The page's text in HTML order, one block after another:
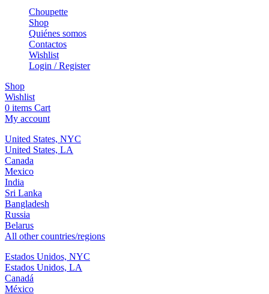
Choupette
Shop
Quiénes somos
Contactos
Wishlist
Login / Register
Shop
Wishlist
0 items Cart
My account
United States, NYC
United States, LA
Canada
Mexico
India
Sri Lanka
Bangladesh
Russia
Belarus
All other countries/regions
Estados Unidos, NYC
Estados Unidos, LA
Canadá
México